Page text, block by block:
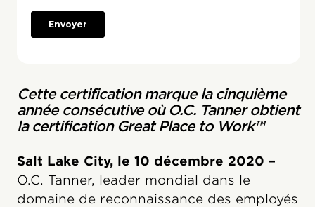
Cette certification marque la cinquième
année consécutive où O.C. Tanner obtient
la certification Great Place to Work™
Salt Lake City, le 10 décembre 2020 –
O.C. Tanner, leader mondial dans le
domaine de reconnaissance des employés